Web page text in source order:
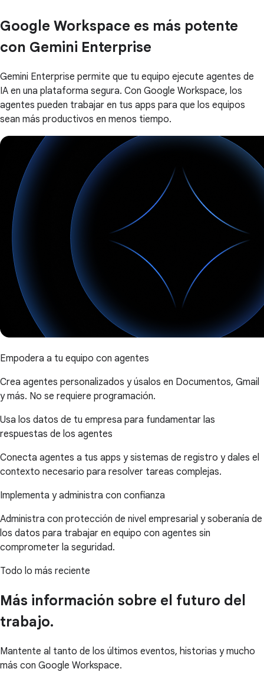
Google Workspace es más potente
con Gemini Enterprise
Gemini Enterprise permite que tu equipo ejecute agentes de
IA en una plataforma segura. Con Google Workspace, los
agentes pueden trabajar en tus apps para que los equipos
sean más productivos en menos tiempo.
Empodera a tu equipo con agentes
Crea agentes personalizados y úsalos en Documentos, Gmail
y más. No se requiere programación.
Usa los datos de tu empresa para fundamentar las
respuestas de los agentes
Conecta agentes a tus apps y sistemas de registro y dales el
contexto necesario para resolver tareas complejas.
Implementa y administra con confianza
Administra con protección de nivel empresarial y soberanía de
los datos para trabajar en equipo con agentes sin
comprometer la seguridad.
Todo lo más reciente
Más información sobre el futuro del
trabajo.
Mantente al tanto de los últimos eventos, historias y mucho
más con Google Workspace.